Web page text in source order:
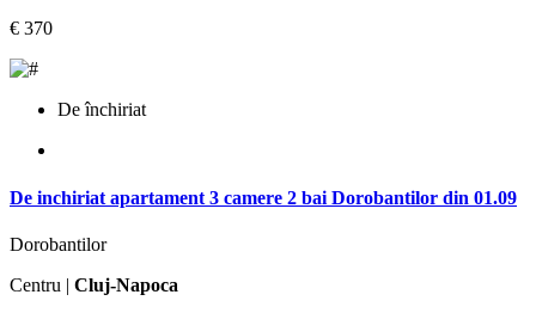
€ 370
De închiriat
De inchiriat apartament 3 camere 2 bai Dorobantilor din 01.09
Dorobantilor
Centru | Cluj-Napoca